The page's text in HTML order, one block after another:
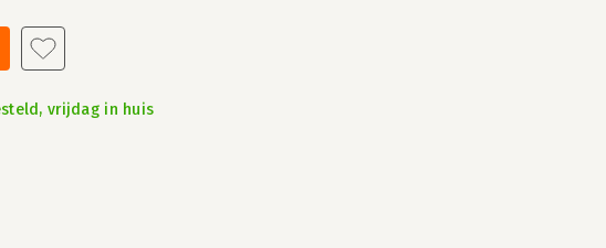
vrijdag in huis